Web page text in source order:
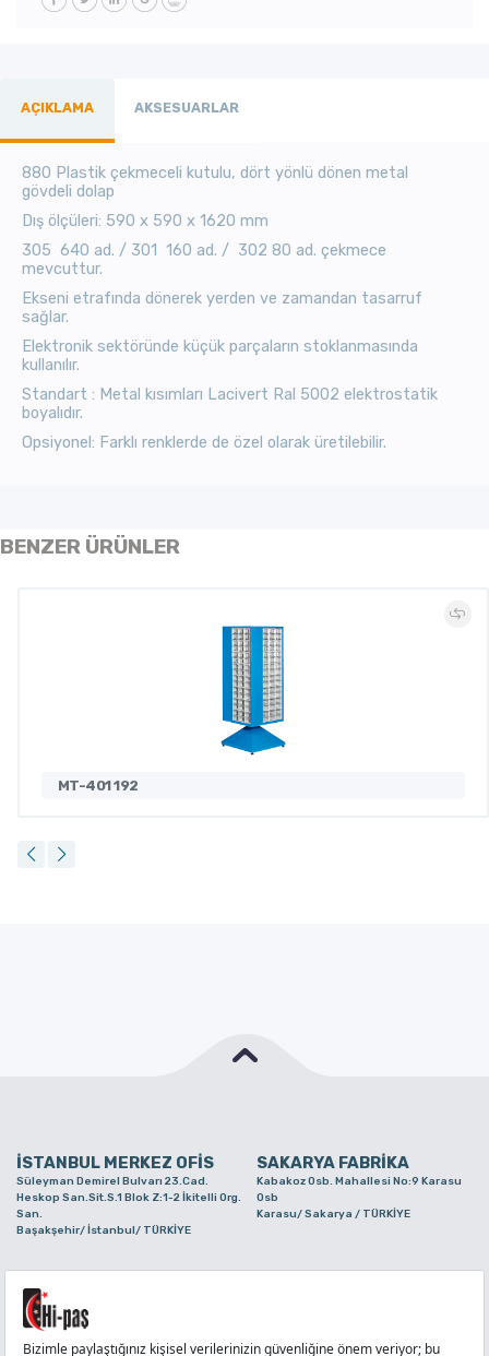
AÇIKLAMA AKSESUARLAR
880 Plastik çekmeceli kutulu, dört yönlü dönen metal
gövdeli dolap
Dış ölçüleri: 590 x 590 x 1620 mm
305 640 ad. / 301 160 ad. / 302 80 ad. çekmece
mevcuttur.
Ekseni etrafında dönerek yerden ve zamandan tasarruf
sağlar.
Elektronik sektöründe küçük parçaların stoklanmasında
kullanılır.
Standart : Metal kısımları Lacivert Ral 5002 elektrostatik
boyalıdır.
Opsiyonel: Farklı renklerde de özel olarak üretilebilir.
BENZER ÜRÜNLER
MT-401 192
İSTANBUL MERKEZ OFİS SAKARYA FABRİKA
Süleyman Demirel Bulvarı 23.Cad.
Heskop San.Sit.S.1 Blok Z:1-2 İkitelli Org.
San.
Başakşehir/ İstanbul/ TÜRKİYE
Kabakoz Osb. Mahallesi No:9 Karasu
Osb
Karasu/ Sakarya / TÜRKİYE
Alaaddinbey Mah. Ayfatma Cad. No.11 A/C
Sam.3 Plaza B Blok Nilüfer/ Bursa/
TÜRKİYE